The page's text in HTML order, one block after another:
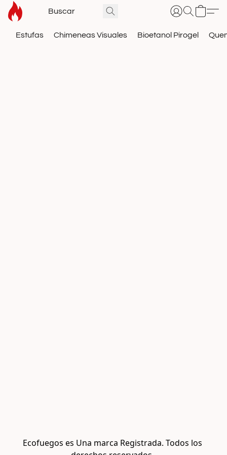
Estufas Chimeneas Visuales Bioetanol Pirogel
Ecofuegos es Una marca Registrada. Todos los